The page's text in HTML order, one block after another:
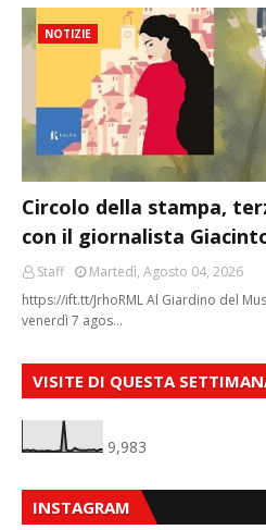
NOTIZIE
Circolo della stampa,
con il giornalista
Staff
Martedì, Agosto 04, 2026
https://ift.tt/JrhoRML Al Giardino del
venerdì 7 agos…
VISITE DI QUESTA
9,983
INSTAGRAM